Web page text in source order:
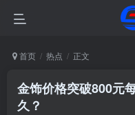
首页 热点 正文
金饰价格突破800元
久？